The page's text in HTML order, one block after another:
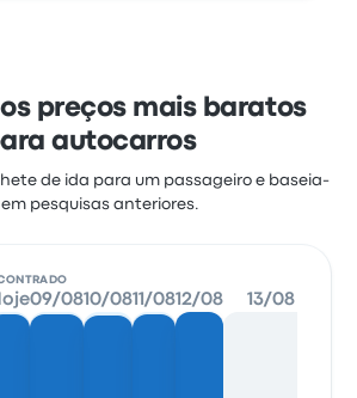
preços mais baratos
autocarros
de ida para um passageiro e baseia-
em pesquisas anteriores.
09/0810/0811/0812/08 13/08